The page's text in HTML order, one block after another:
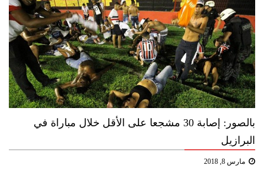
بالصور: إصابة 30 مشجعا على الأقل خلال مباراة في
البرازيل
مارس 8, 2018